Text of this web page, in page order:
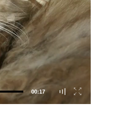
00:17